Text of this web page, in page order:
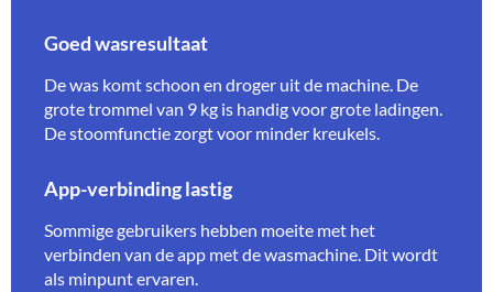
Goed wasresultaat
De was komt schoon en droger uit de machine. De
grote trommel van 9 kg is handig voor grote ladingen.
De stoomfunctie zorgt voor minder kreukels.
App-verbinding lastig
Sommige gebruikers hebben moeite met het
verbinden van de app met de wasmachine. Dit wordt
als minpunt ervaren.